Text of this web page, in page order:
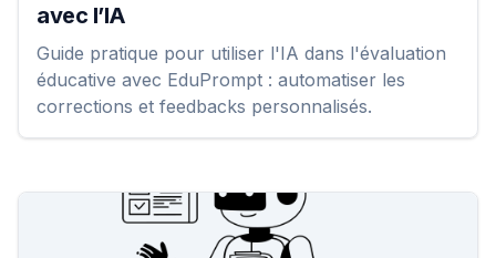
avec l’IA
Guide pratique pour utiliser l'IA dans l'évaluation
éducative avec EduPrompt : automatiser les
corrections et feedbacks personnalisés.